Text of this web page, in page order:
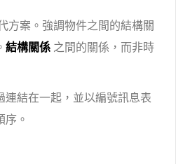
方案。強調物件之間的結構關
結構關係 之間的關係，而非時
連結在一起，並以編號訊息表
。